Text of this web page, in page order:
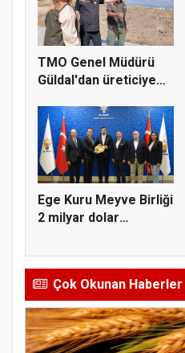
TMO Genel Müdürü
Güldal'dan üreticiye
Ege Kuru Meyve Birliği
2 milyar dolar
Çok Okunan Haberler